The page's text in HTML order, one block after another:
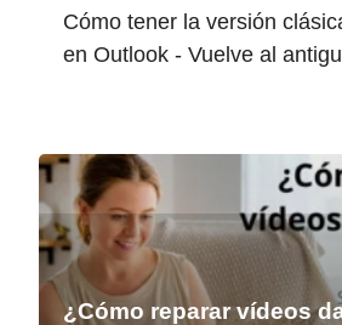
Cómo tener la versión
en Outlook - Vuelve al
¿Cómo reparar vídeos